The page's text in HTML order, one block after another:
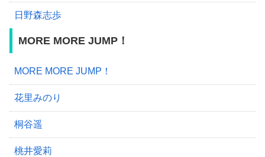
日野森志歩
MORE MORE JUMP！
MORE MORE JUMP！
花里みのり
桐谷遥
桃井愛莉